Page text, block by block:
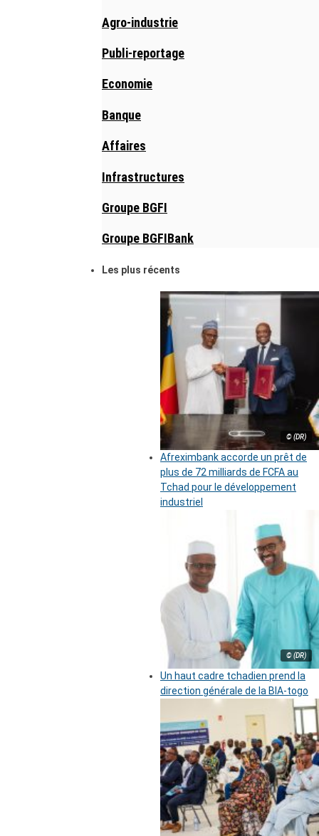
Agro-industrie
Publi-reportage
Economie
Banque
Affaires
Infrastructures
Groupe BGFI
Groupe BGFIBank
Les plus récents
© (DR)
Afreximbank accorde un prêt de
plus de 72 milliards de FCFA au
Tchad pour le développement
industriel
© (DR)
Un haut cadre tchadien prend la
direction générale de la BIA-togo